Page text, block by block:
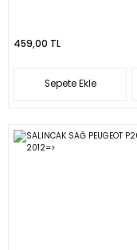
459,00 TL
Sepete Ekle